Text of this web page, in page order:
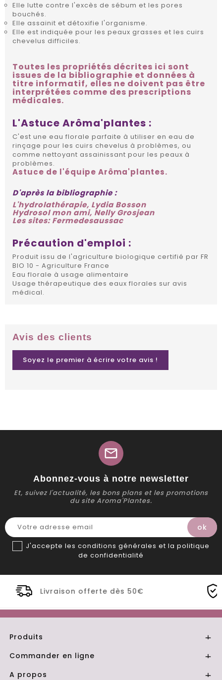
Elle lutte contre l'excès de sébum et les pores
bouchés.
Elle assainit et détoxifie l'organisme.
Elle est indiquée pour les peaux grasses et les cuirs
chevelus difficiles.
Toutes les propriétés décrites ici sont
issues de la bibliographie et données à
titre informatif, elles ne doivent pas être
interprétées comme des prescriptions
médicales.
L'Astuce Arôma'plantes :
C'est une eau florale parfaite à utiliser en eau de
rinçage pour les cuirs chevelus à problèmes, ou
comme nettoyant assainissant pour les peaux à
problèmes.
Astuce de l'équipe Arôma'plantes.
D'après la bibliographie :
L'hydrolathérapie, Lydia Bosson
Hydrosol mon ami, Nelly Grosjean
Les sites: Fermedesaussac
Précaution d'emploi :
Produit issu de l'agriculture biologique certifié par FR
BIO 10 - Agriculture France
Eau florale à usage alimentaire
Usage thérapeutique des eaux florales sur avis
médical.
Avis des clients
Soyez le premier à écrire votre avis !
mail
Abonnez-vous à notre newsletter
Et, suivez l'actualité, les bons plans et les promotions
du site Aroma'Plantes.
J'accepte les conditions générales et la politique
de confidentialité
50€ Distillerie Bio artisanale
Produits 
Commander en ligne 
A propos 